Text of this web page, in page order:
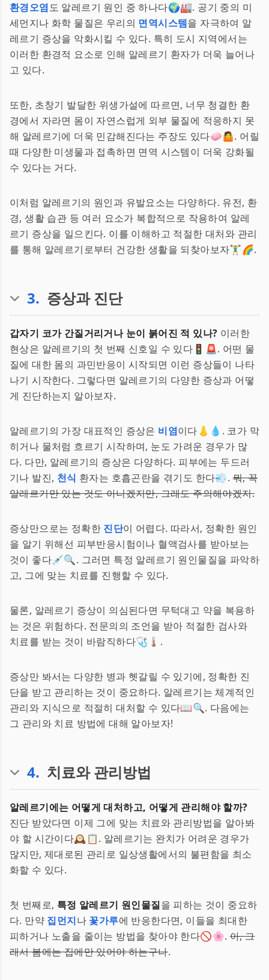
환경오염도 알레르기 원인 중 하나다🌍🏭. 공기 중의 미
세먼지나 화학 물질은 우리의 면역시스템을 자극하여 알
레르기 증상을 악화시킬 수 있다. 특히 도시 지역에서는
이러한 환경적 요소로 인해 알레르기 환자가 더욱 늘어나
고 있다.
또한, 초창기 발달한 위생가설에 따르면, 너무 청결한 환
경에서 자라면 몸이 자연스럽게 외부 물질에 적응하지 못
해 알레르기에 더욱 민감해진다는 주장도 있다🧼🤷. 어릴
때 다양한 미생물과 접촉하면 면역 시스템이 더욱 강화될
수 있다는 거다.
이처럼 알레르기의 원인과 유발요소는 다양하다. 유전, 환
경, 생활 습관 등 여러 요소가 복합적으로 작용하여 알레
르기 증상을 일으킨다. 이를 이해하고 적절한 대처와 관리
를 통해 알레르기로부터 건강한 생활을 되찾아보자🏋️‍♂️🌈.
3. 증상과 진단
갑자기 코가 간질거리거나 눈이 붉어진 적 있나? 이러한
현상은 알레르기의 첫 번째 신호일 수 있다🚦🚨. 어떤 물
질에 대한 몸의 과민반응이 시작되면 이런 증상들이 나타
나기 시작한다. 그렇다면 알레르기의 다양한 증상과 어떻
게 진단하는지 알아보자.
알레르기의 가장 대표적인 증상은 비염이다👃💧. 코가 막
히거나 물처럼 흐르기 시작하며, 눈도 가려운 경우가 많
다. 다만, 알레르기의 증상은 다양하다. 피부에는 두드러
기나 발진, 천식 환자는 호흡곤란을 겪기도 한다💨.뭐, 꼭
알레르기만 있는 것도 아니겠지만, 그래도 주의해야겠지.
증상만으로는 정확한 진단이 어렵다. 따라서, 정확한 원인
을 알기 위해선 피부반응시험이나 혈액검사를 받아보는
것이 좋다💉🔍. 그러면 특정 알레르기 원인물질을 파악하
고, 그에 맞는 치료를 진행할 수 있다.
물론, 알레르기 증상이 의심된다면 무턱대고 약을 복용하
는 것은 위험하다. 전문의의 조언을 받아 적절한 검사와
치료를 받는 것이 바람직하다🩺🌡️.
증상만 봐서는 다양한 병과 헷갈릴 수 있기에, 정확한 진
단을 받고 관리하는 것이 중요하다. 알레르기는 체계적인
관리와 지식으로 적절히 대처할 수 있다📖🔍. 다음에는
그 관리와 치료 방법에 대해 알아보자!
4. 치료와 관리방법
알레르기에는 어떻게 대처하고, 어떻게 관리해야 할까?
진단 받았다면 이제 그에 맞는 치료와 관리방법을 알아봐
야 할 시간이다🕰️📋. 알레르기는 완치가 어려운 경우가
많지만, 제대로된 관리로 일상생활에서의 불편함을 최소
화할 수 있다.
첫 번째로, 특정 알레르기 원인물질을 피하는 것이 중요하
다. 만약 집먼지나 꽃가루에 반응한다면, 이들을 최대한
피하거나 노출을 줄이는 방법을 찾아야 한다🚫🌸.아, 그
래서 봄에는 집에만 있어야 하는구나.